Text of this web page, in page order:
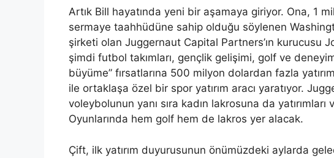
Artık Bill hayatında yeni bir aşamaya giriyor. Ona, 1
sermaye taahhüdüne sahip olduğu söylenen
şirketi olan Juggernaut Capital Partners’ın kurucusu
şimdi futbol takımları, gençlik gelişimi, golf ve
büyüme” fırsatlarına 500 milyon dolardan fazla
ile ortaklaşa özel bir spor yatırım aracı yaratıyor.
voleybolunun yanı sıra kadın lakrosuna da
Oyunlarında hem golf hem de lakros yer alacak.
Çift, ilk yatırım duyurusunun önümüzdeki aylarda